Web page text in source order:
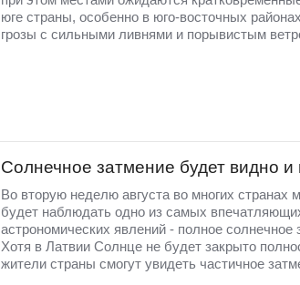
юге страны, особенно в юго-восточных
грозы с сильными ливнями и порывистым
Солнечное затмение будет видно и
Во вторую неделю августа во многих странах
будет наблюдать одно из самых
астрономических явлений - полное солнечное
Хотя в Латвии Солнце не будет закрыто
жители страны смогут увидеть частичное